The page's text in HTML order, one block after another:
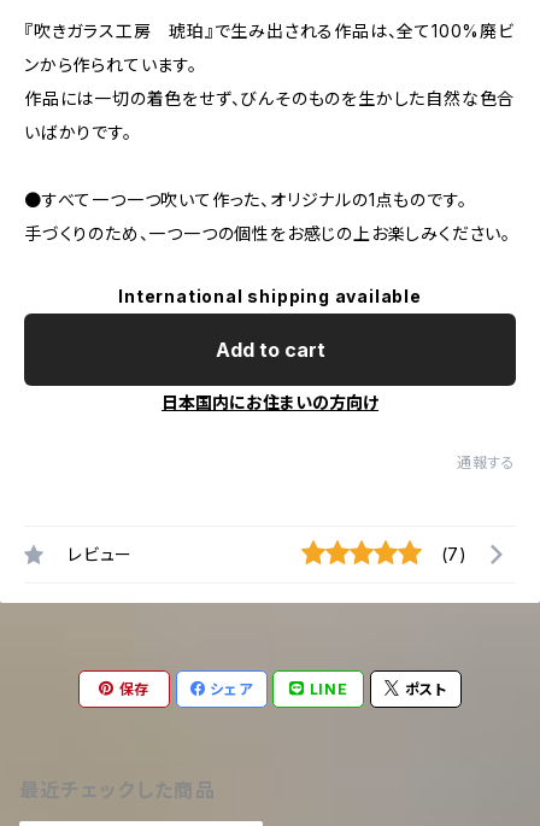
『吹きガラス工房 琥珀』で生み出される作品は、全て100%廃ビ
ンから作られています。
作品には一切の着色をせず、びんそのものを生かした自然な色合
いばかりです。
●すべて一つ一つ吹いて作った、オリジナルの1点ものです。
手づくりのため、一つ一つの個性をお感じの上お楽しみください。
International shipping available
Add to cart
日本国内にお住まいの方向け
通報する
レビュー (7)
保存 シェア LINE ポスト
最近チェックした商品